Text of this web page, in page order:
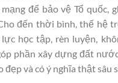
để bảo vệ Tổ quốc,
đến thời bình, thế hệ
học tập, rèn luyện,
phần xây dựng đất
đẹp và có ý nghĩa thật sâu